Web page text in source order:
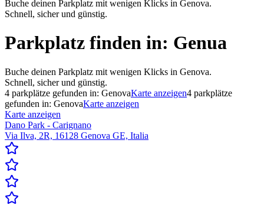
Buche deinen Parkplatz mit wenigen Klicks in Genova.
Schnell, sicher und günstig.
Parkplatz finden in: Genua
Buche deinen Parkplatz mit wenigen Klicks in Genova.
Schnell, sicher und günstig.
4 parkplätze gefunden in: GenovaKarte anzeigen4 parkplätze
gefunden in: GenovaKarte anzeigen
Karte anzeigen
Dano Park - Carignano
Via Ilva, 2R, 16128 Genova GE, Italia